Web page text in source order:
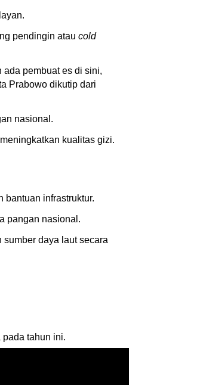
pendingin atau cold
pembuat es di sini,
Prabowo dikutip dari
nasional.
kualitas gizi.
bantuan infrastruktur.
pangan nasional.
daya laut secara
tahun ini.